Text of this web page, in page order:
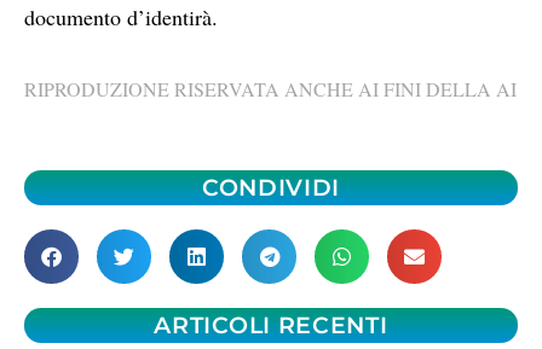
documento d’identirà.
RIPRODUZIONE RISERVATA ANCHE AI FINI DELLA AI
CONDIVIDI
ARTICOLI RECENTI